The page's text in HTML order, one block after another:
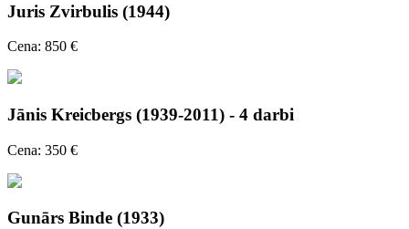
Juris Zvirbulis (1944)
Cena: 850 €
Jānis Kreicbergs (1939-2011) - 4 darbi
Cena: 350 €
Gunārs Binde (1933)